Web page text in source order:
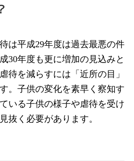
は平成29年度は過去最悪の件
30年度も更に増加の見込みと
待を減らすには「近所の目」
。子供の変化を素早く察知す
いる子供の様子や虐待を受け
抜く必要があります。